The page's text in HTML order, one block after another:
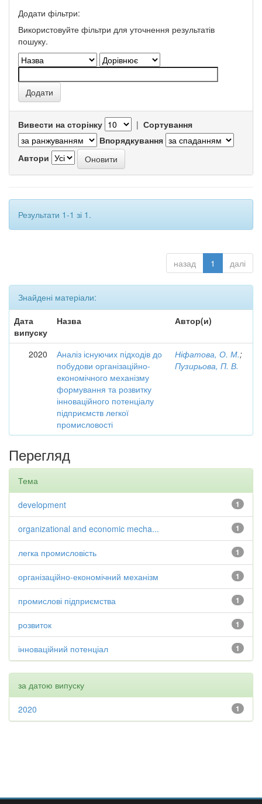
Додати фільтри:
Використовуйте фільтри для уточнення результатів
пошуку.
Вивести на сторінку | Сортування
Впорядкування
Автори
Результати 1-1 зі 1.
назад 1 далі
Знайдені матеріали:
Дата
випуску
Назва Автор(и)
2020
Аналіз існуючих підходів до
побудови організаційно-
економічного механізму
формування та розвитку
інноваційного потенціалу
підприємств легкої
промисловості
Ніфатова, О. М.;
Пузирьова, П. В.
Перегляд
Тема
1
development
1
organizational and economic mecha...
1
легка промисловість
1
організаційно-економічний механізм
1
промислові підприємства
1
розвиток
1
інноваційний потенціал
за датою випуску
1
2020